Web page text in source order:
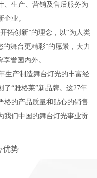
、生产、营销及售后服务为
业。
拓创新”的理念，以“为人类
舞台更精彩”的愿景，大力
誉国内外。
产制造舞台灯光的丰富经
“雅格莱”新品牌。这27年
格的产品质量和贴心的销售
我们中国的舞台灯光事业贡
优势